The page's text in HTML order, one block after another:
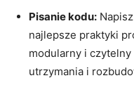
Pisanie kodu:
najlepsze praktyki
modularny i czytelny⁣
utrzymania i